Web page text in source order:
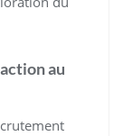
au